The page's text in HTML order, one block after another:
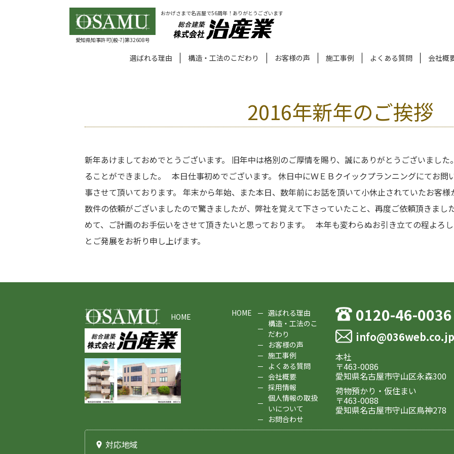
愛知県知事許可(般-7)第32608号
おかげさまで名古屋で56周年！ありがとうございます
選ばれる理由 構造・工法のこだわり お客様の声 施工事例 よくある質問 会社概
2016年新年のご挨拶
新年あけましておめでとうございます。 旧年中は格別のご厚情を賜り、誠にありがとうございまし
ることができました。 本日仕事初めでございます。 休日中にＷＥＢクイックプランニングにてお問
事させて頂いております。 年末から年始、また本日、数年前にお話を頂いて小休止されていたお客
数件の依頼がございましたので驚きましたが、弊社を覚えて下さっていたこと、再度ご依頼頂きまし
めて、ご計画のお手伝いをさせて頂きたいと思っております。 本年も変わらぬお引き立ての程よろ
とご発展をお祈り申し上げます。
HOME HOME
選ばれる理由
構造・工法のこ
だわり
お客様の声
施工事例
よくある質問
会社概要
採用情報
個人情報の取扱
いについて
お問合わせ
0120-46-0036
info@036web.co.jp
本社
〒463-0086
愛知県名古屋市守山区永森300
荷物預かり・仮住まい
〒463-0088
愛知県名古屋市守山区鳥神278
対応地域